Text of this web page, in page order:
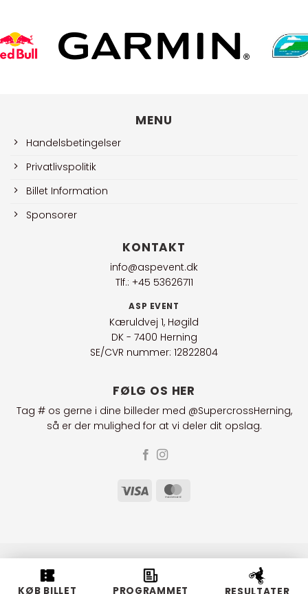
MENU
Handelsbetingelser
Privatlivspolitik
Billet Information
Sponsorer
KONTAKT
info@aspevent.dk
Tlf.: +45 53626711
ASP EVENT
Kæruldvej 1, Høgild
DK - 7400 Herning
SE/CVR nummer: 12822804
FØLG OS HER
Tag # os gerne i dine billeder med @SupercrossHerning,
så er der mulighed for at vi deler dit opslag.
Visa
KØB BILLET PROGRAMMET